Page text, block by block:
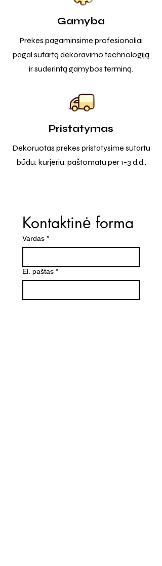
Gamyba
Prekes pagaminsime profesionaliai
pagal sutartą dekoravimo technologiją
ir suderintą gamybos terminą.
Pristatymas
Dekoruotas prekes pristatysime sutartu
būdu: kurjeriu, paštomatu per 1-3 d.d..
Kontaktinė forma
Vardas *
El. paštas *